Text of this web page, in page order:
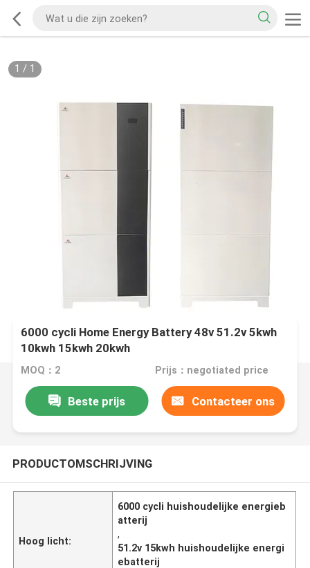
1 / 1
6000 cycli Home Energy Battery 48v 51.2v 5kwh
10kwh 15kwh 20kwh
MOQ：2 Prijs：negotiated price
Beste prijs Contacteer ons
PRODUCTOMSCHRIJVING
Hoog licht:
6000 cycli huishoudelijke energieb
atterij
,
51.2v 15kwh huishoudelijke energi
ebatterij